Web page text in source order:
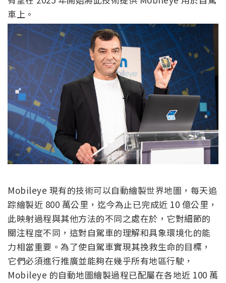
車上。
Mobileye 現有的技術可以自動繪製世界地圖，每天追
踪繪製近 800 萬公里，迄今為止已完成近 10 億公里，
此映射過程與其他方法的不同之處在於，它對細節的
關注程度不同，這對自駕車的理解和具象環境化的能
力相當重要。為了使自駕車實現其挽救生命的目標，
它們必須進行推廣並能夠在幾乎所有地區行駛，
Mobileye 的自動地圖繪製過程已配屬在各地近 100 萬